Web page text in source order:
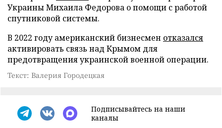
Украины Михаила Федорова о помощи с работой
спутниковой системы.
В 2022 году американский бизнесмен отказался
активировать связь над Крымом для
предотвращения украинской военной операции.
Текст: Валерия Городецкая
Подписывайтесь на наши
каналы